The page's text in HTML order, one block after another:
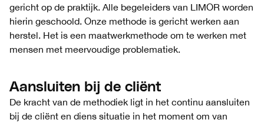
gericht op de praktijk. Alle begeleiders van LIMOR worden
hierin geschoold. Onze methode is gericht werken aan
herstel. Het is een maatwerkmethode om te werken met
mensen met meervoudige problematiek.
Aansluiten bij de cliënt
De kracht van de methodiek ligt in het continu aansluiten
bij de cliënt en diens situatie in het moment om van